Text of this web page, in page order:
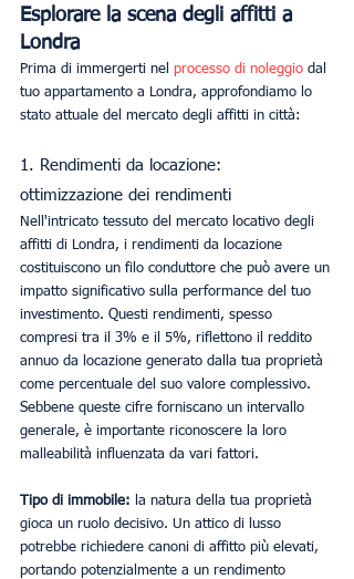
Esplorare la scena degli affitti a
Londra
Prima di immergerti nel processo di noleggio dal
tuo appartamento a Londra, approfondiamo lo
stato attuale del mercato degli affitti in città:
1. Rendimenti da locazione:
ottimizzazione dei rendimenti
Nell'intricato tessuto del mercato locativo degli
affitti di Londra, i rendimenti da locazione
costituiscono un filo conduttore che può avere un
impatto significativo sulla performance del tuo
investimento. Questi rendimenti, spesso
compresi tra il 3% e il 5%, riflettono il reddito
annuo da locazione generato dalla tua proprietà
come percentuale del suo valore complessivo.
Sebbene queste cifre forniscano un intervallo
generale, è importante riconoscere la loro
malleabilità influenzata da vari fattori.
Tipo di immobile: la natura della tua proprietà
gioca un ruolo decisivo. Un attico di lusso
potrebbe richiedere canoni di affitto più elevati,
portando potenzialmente a un rendimento